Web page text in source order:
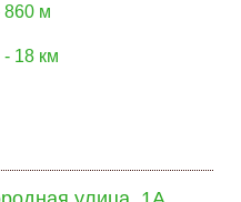
860 м
- 18 км